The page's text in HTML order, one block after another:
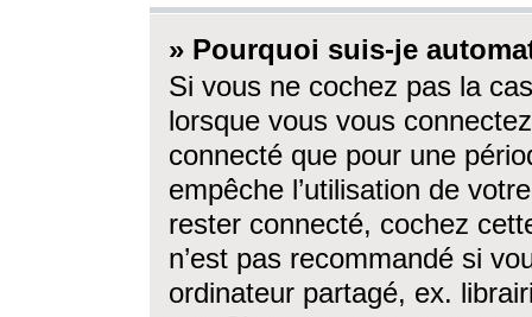
» Pourquoi suis-je
Si vous ne cochez pas la
lorsque vous vous
connecté que pour une
empêche l’utilisation de
rester connecté, cochez
n’est pas recommandé si
ordinateur partagé, ex.